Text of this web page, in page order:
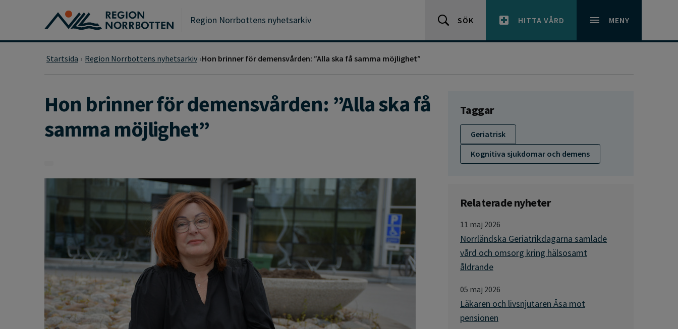
Gå till huvudmeny
Gå till övergripande innehåll
Region Norrbottens nyhetsarkiv SÖK HITTA VÅRD MENY
Startsida Region Norrbottens nyhetsarkiv Hon brinner för demensvården: ”Alla ska få samma möjlighet”
Hon brinner för demensvården: ”Alla ska få
samma möjlighet”
Taggar
Geriatrisk
Kognitiva sjukdomar och demens
Relaterade nyheter
11 maj 2026
Norrländska Geriatrikdagarna samlade
vård och omsorg kring hälsosamt
åldrande
05 maj 2026
Läkaren och livsnjutaren Åsa mot
pensionen